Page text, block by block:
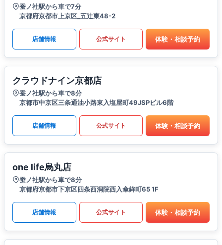
蚕ノ社駅から車で7分
京都府京都市上京区_五辻東48-2
店舗情報 公式サイト 体験・相談予約
クラウドナイン京都店
蚕ノ社駅から車で8分
京都市中京区三条通油小路東入塩屋町49JSPビル6階
店舗情報 公式サイト 体験・相談予約
one life烏丸店
蚕ノ社駅から車で8分
京都府京都市下京区四条西洞院西入傘鉾町65 1F
店舗情報 公式サイト 体験・相談予約